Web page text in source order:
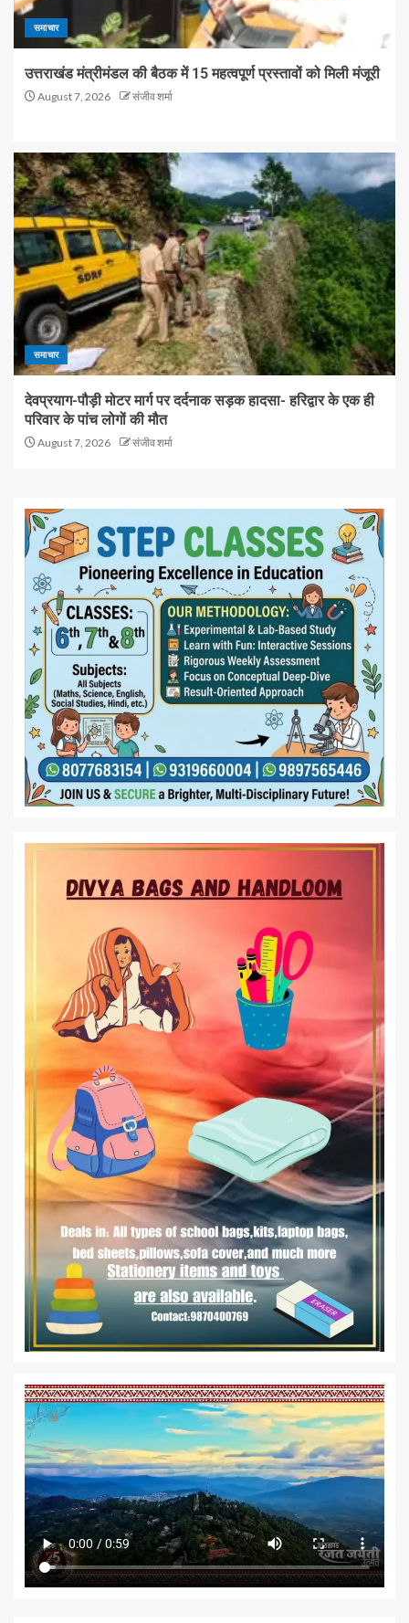
समाचार
उत्तराखंड मंत्रीमंडल की बैठक में 15 महत्वपूर्ण प्रस्तावों को मिली मंजूरी
August 7, 2026 संजीव शर्मा
समाचार
देवप्रयाग-पौड़ी मोटर मार्ग पर दर्दनाक सड़क हादसा- हरिद्वार के एक ही
परिवार के पांच लोगों की मौत
August 7, 2026 संजीव शर्मा